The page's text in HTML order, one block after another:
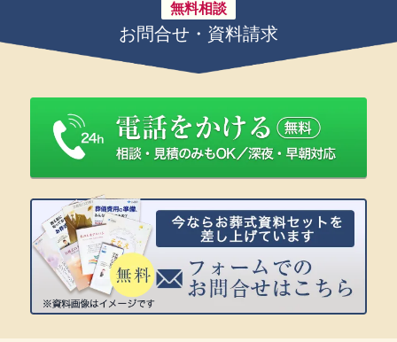
無料相談
お問合せ・資料請求